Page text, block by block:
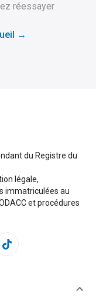
réessayer
→
du Registre du
légale,
immatriculées au
et procédures